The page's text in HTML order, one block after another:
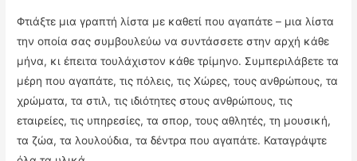
Φτιάξτε μια γραπτή λίστα με καθετί που αγαπάτε – μια λίστα
την οποία σας συμβουλεύω να συντάσσετε στην αρχή κάθε
μήνα, κι έπειτα τουλάχιστον κάθε τρίμηνο. Συμπεριλάβετε τα
μέρη που αγαπάτε, τις πόλεις, τις Χώρες, τους ανθρώπους, τα
χρώματα, τα στιλ, τις ιδιότητες στους ανθρώπους, τις
εταιρείες, τις υπηρεσίες, τα σπορ, τους αθλητές, τη μουσική,
τα ζώα, τα λουλούδια, τα δέντρα που αγαπάτε. Καταγράψτε